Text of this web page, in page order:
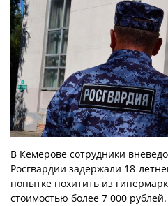
В Кемерове сотрудники
Росгвардии задержали 18-
попытке похитить из
стоимостью более 7 000 рублей.